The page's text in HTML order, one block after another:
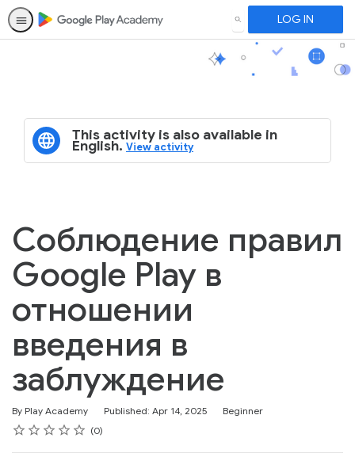
SEARCH LOG IN
This activity is also available in
English. View activity
Соблюдение правил
Google Play в
отношении
введения в
заблуждение
By Play Academy Published: Apr 14, 2025
Difficulty
Beginner
Rating
1 star
2 stars
3 stars
4 stars
5 stars
Average rating: 0 0
No reviews